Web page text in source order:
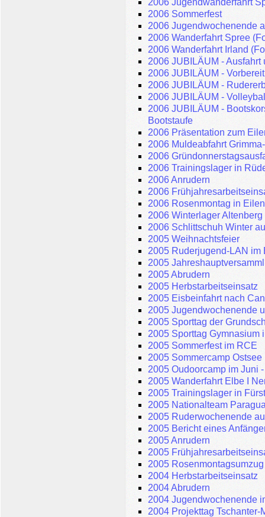
2006 Jugendwanderfahrt
2006 Sommerfest
2006 Jugendwochenende
2006 Wanderfahrt Spree
2006 Wanderfahrt Irland
2006 JUBILÄUM -
2006 JUBILÄUM -
2006 JUBILÄUM -
2006 JUBILÄUM -
2006 JUBILÄUM -
Bootstaufe
2006 Präsentation zum
2006 Muldeabfahrt
2006
2006 Trainingslager in
2006 Anrudern
2006
2006 Rosenmontag in
2006 Winterlager Altenberg
2006 Schlittschuh Winter
2005 Weihnachtsfeier
2005 Ruderjugend-LAN im
2005
2005 Abrudern
2005 Herbstarbeitseinsatz
2005 Eisbeinfahrt nach
2005 Jugendwochenende
2005 Sporttag der
2005 Sporttag Gymnasium
2005 Sommerfest im RCE
2005 Sommercamp Ostsee
2005 Oudoorcamp im Juni
2005 Wanderfahrt Elbe I
2005 Trainingslager in
2005 Nationalteam
2005 Ruderwochenende
2005 Bericht eines
2005 Anrudern
2005
2005 Rosenmontagsumzug
2004 Herbstarbeitseinsatz
2004 Abrudern
2004 Jugendwochenende
2004 Projekttag